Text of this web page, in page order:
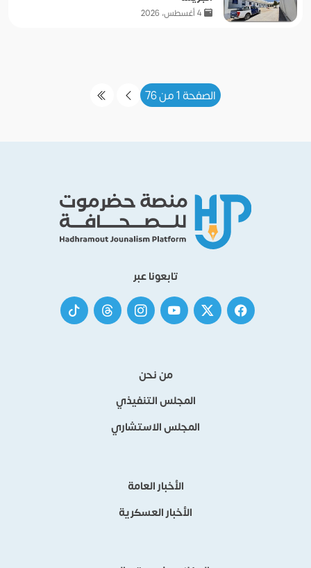
4 أغسطس، 2026
الصفحة 1 من 76
تابعونا عبر
من نحن
المجلس التنفيذي
المجلس الاستشاري
الأخبار العامة
الأخبار العسكرية